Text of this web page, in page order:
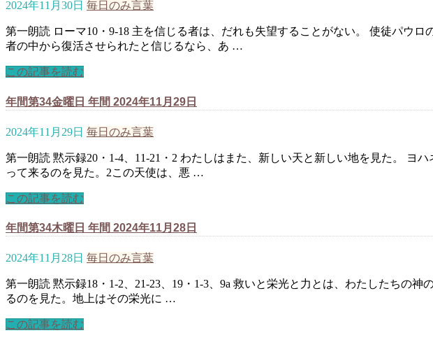
2024年11月30日 毎日のみ言葉
第一朗読 ローマ10・9-18 主を信じる者は、だれも失望することがない。 使徒パウ
者の中から復活させられたと信じるなら、あ …
この記事を読む
年間第34金曜日 年間 2024年11月29日
2024年11月29日 毎日のみ言葉
第一朗読 黙示録20・1-4、11-21・2 わたしはまた、新しい天と新しい地を見た。 ヨ
って来るのを見た。2この天使は、悪 …
この記事を読む
年間第34木曜日 年間 2024年11月28日
2024年11月28日 毎日のみ言葉
第一朗読 黙示録18・1-2、21-23、19・1-3、9a 救いと栄光と力とは、わたしたちの
るのを見た。地上はその栄光に …
この記事を読む